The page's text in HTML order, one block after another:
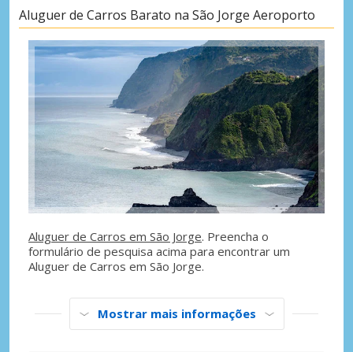
Aluguer de Carros Barato na São Jorge Aeroporto
Aluguer de Carros em São Jorge. Preencha o
formulário de pesquisa acima para encontrar um
Aluguer de Carros em São Jorge.
Mostrar mais informações